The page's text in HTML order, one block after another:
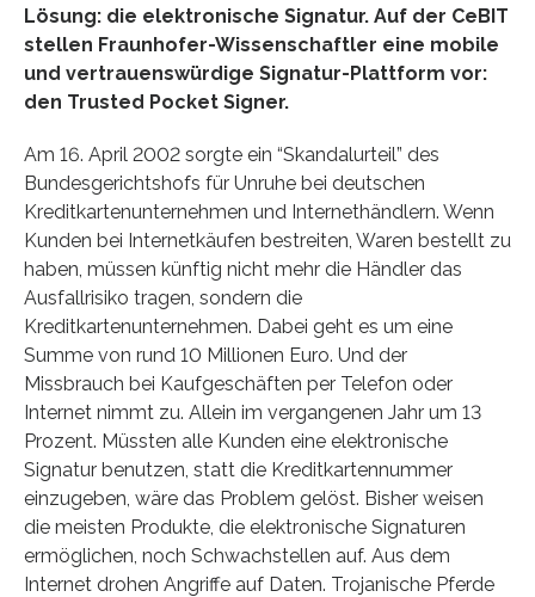
Lösung: die elektronische Signatur. Auf der CeBIT
stellen Fraunhofer-Wissenschaftler eine mobile
und vertrauenswürdige Signatur-Plattform vor:
den Trusted Pocket Signer.
Am 16. April 2002 sorgte ein “Skandalurteil” des
Bundesgerichtshofs für Unruhe bei deutschen
Kreditkartenunternehmen und Internethändlern. Wenn
Kunden bei Internetkäufen bestreiten, Waren bestellt zu
haben, müssen künftig nicht mehr die Händler das
Ausfallrisiko tragen, sondern die
Kreditkartenunternehmen. Dabei geht es um eine
Summe von rund 10 Millionen Euro. Und der
Missbrauch bei Kaufgeschäften per Telefon oder
Internet nimmt zu. Allein im vergangenen Jahr um 13
Prozent. Müssten alle Kunden eine elektronische
Signatur benutzen, statt die Kreditkartennummer
einzugeben, wäre das Problem gelöst. Bisher weisen
die meisten Produkte, die elektronische Signaturen
ermöglichen, noch Schwachstellen auf. Aus dem
Internet drohen Angriffe auf Daten. Trojanische Pferde